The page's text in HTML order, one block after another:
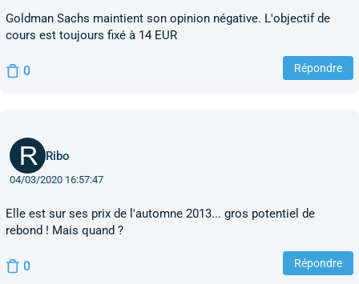
Goldman Sachs maintient son opinion négative. L'objectif de
cours est toujours fixé à 14 EUR
0 Répondre
Ribo
04/03/2020 16:57:47
Elle est sur ses prix de l'automne 2013... gros potentiel de
rebond ! Mais quand ?
0 Répondre